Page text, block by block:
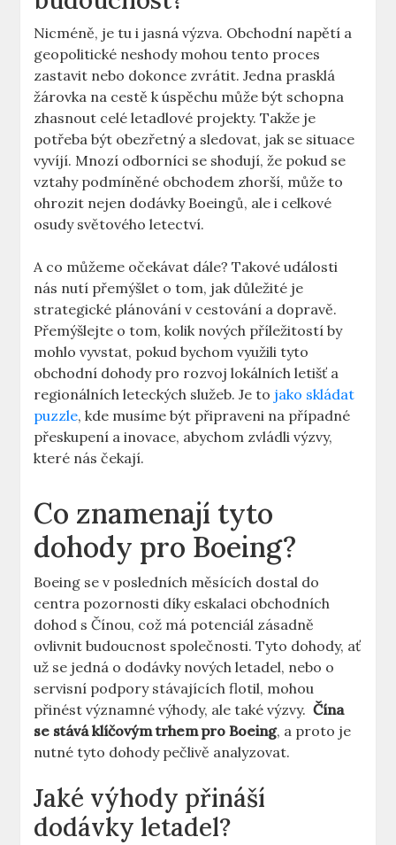
Nicméně, ‍je tu i jasná výzva. Obchodní napětí a
geopolitické neshody mohou tento ⁢proces
zastavit ⁢nebo dokonce⁤ zvrátit. Jedna prasklá
žárovka na cestě k​ úspěchu může⁢ být ⁣schopna ​
zhasnout​ celé‍ letadlové projekty. Takže je
⁤potřeba být‍ obezřetný⁢ a sledovat, jak se situace
vyvíjí. ​Mnozí ‌odborníci‍ se shodují,⁣ že pokud se
vztahy podmíněné obchodem zhorší, může to
ohrozit nejen dodávky Boeingů, ale i ​celkové‍
osudy světového letectví.
A co ⁤můžeme ⁣očekávat dále? Takové události
nás nutí přemýšlet o tom, jak důležité je
strategické plánování v cestování a dopravě.
‍Přemýšlejte o tom, ​kolik nových příležitostí​ by
⁣mohlo vyvstat, ⁣pokud bychom využili tyto
obchodní dohody pro rozvoj⁣ lokálních letišť a
regionálních leteckých​ služeb. Je to jako skládat
puzzle, kde musíme být ‌připraveni⁢ na ‍případné
přeskupení a inovace, abychom zvládli ⁢výzvy,⁢
které⁣ nás​ čekají.
Co znamenají tyto
dohody ⁣pro Boeing?
Boeing se v posledních⁢ měsících dostal do
centra pozornosti díky ⁢eskalaci obchodních
dohod s Čínou,⁣ což má potenciál zásadně
ovlivnit budoucnost⁢ společnosti. Tyto dohody, ať
už se jedná‌ o dodávky‍ nových letadel, nebo o
servisní podpory‍ stávajících ⁣flotil, mohou
přinést významné výhody,​ ale také výzvy. ⁣Čína
se stává ⁣klíčovým trhem pro Boeing, a proto je
nutné tyto​ dohody pečlivě analyzovat.
Jaké výhody přináší
dodávky letadel?